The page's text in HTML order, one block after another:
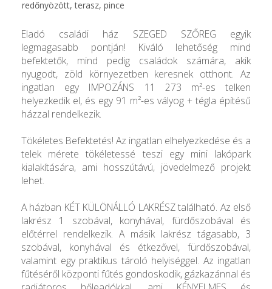
redőnyözött, terasz, pince
Eladó családi ház SZEGED SZŐREG egyik
legmagasabb pontján! Kiváló lehetőség mind
befektetők, mind pedig családok számára, akik
nyugodt, zöld környezetben keresnek otthont. Az
ingatlan egy IMPOZÁNS 11 273 m²-es telken
helyezkedik el, és egy 91 m²-es vályog + tégla építésű
házzal rendelkezik.
Tökéletes Befektetés! Az ingatlan elhelyezkedése és a
telek mérete tökéletessé teszi egy mini lakópark
kialakítására, ami hosszútávú, jövedelmező projekt
lehet.
A házban KÉT KÜLÖNÁLLÓ LAKRÉSZ található. Az első
lakrész 1 szobával, konyhával, fürdőszobával és
előtérrel rendelkezik. A másik lakrész tágasabb, 3
szobával, konyhával és étkezővel, fürdőszobával,
valamint egy praktikus tároló helyiséggel. Az ingatlan
fűtéséről központi fűtés gondoskodik, gázkazánnal és